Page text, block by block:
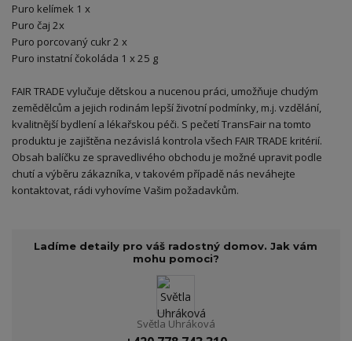
Puro kelímek 1 x
Puro čaj 2x
Puro porcovaný cukr 2 x
Puro instatní čokoláda 1 x 25 g
FAIR TRADE vylučuje dětskou a nucenou práci, umožňuje chudým
zemědělcům a jejich rodinám lepší životní podmínky, m.j. vzdělání,
kvalitnější bydlení a lékařskou péči. S pečetí TransFair na tomto
produktu je zajištěna nezávislá kontrola všech FAIR TRADE kritérií.
Obsah balíčku ze spravedlivého obchodu je možné upravit podle
chutí a výběru zákazníka, v takovém případě nás neváhejte
kontaktovat, rádi vyhovíme Vašim požadavkům.
Ladíme detaily pro váš radostný domov. Jak vám
mohu pomoci?
Světla Uhráková